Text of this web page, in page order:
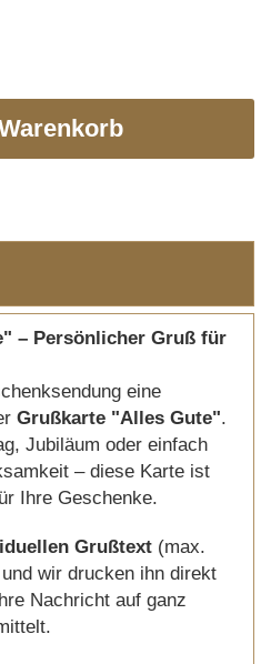
– Persönlicher Gruß für
eine
Grußkarte "Alles Gute".
Jubiläum oder einfach
– diese Karte ist
Ihre Geschenke.
Grußtext (max.
wir drucken ihn direkt
Nachricht auf ganz